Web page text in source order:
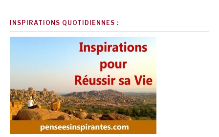
INSPIRATIONS QUOTIDIENNES :